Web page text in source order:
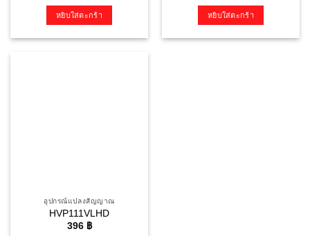
หยิบใส่ตะกร้า หยิบใส่ตะกร้า
อุปกรณ์แปลงสัญญาณ
HVP111VLHD
396 ฿